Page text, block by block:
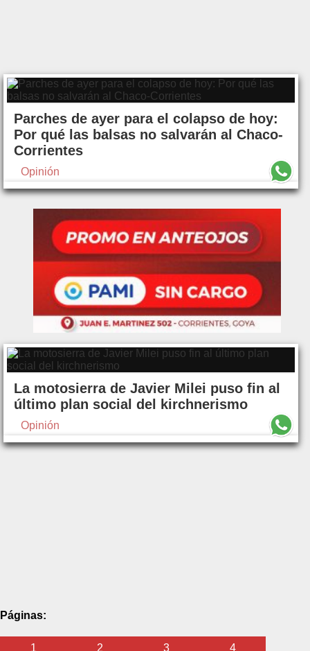
Parches de ayer para el colapso de hoy:
Por qué las balsas no salvarán al Chaco-
Corrientes
Opinión
La motosierra de Javier Milei puso fin al
último plan social del kirchnerismo
Opinión
Páginas:
1 2 3 4